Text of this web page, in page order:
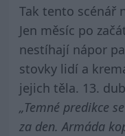
Tak tento scénář
Jen měsíc po
nestíhají nápor
stovky lidí a
jejich těla. 13.
„Temné predikce
za den. Armáda